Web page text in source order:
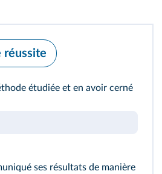
réussite
étudiée et en avoir cerné
ses résultats de manière